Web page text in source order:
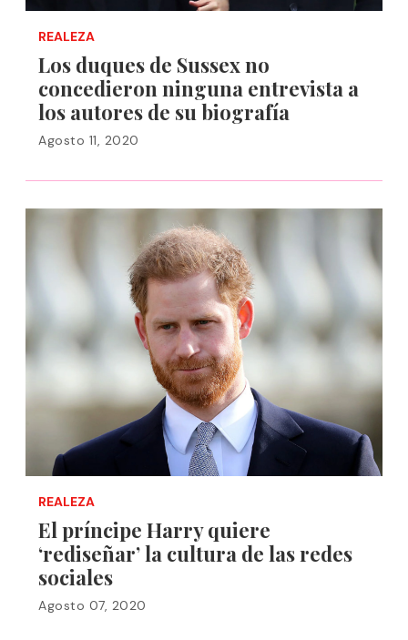
REALEZA
Los duques de Sussex no
concedieron ninguna entrevista a
los autores de su biografía
Agosto 11, 2020
REALEZA
El príncipe Harry quiere
‘rediseñar’ la cultura de las redes
sociales
Agosto 07, 2020